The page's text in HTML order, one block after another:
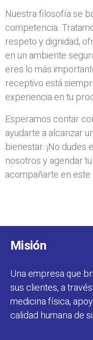
Nuestra filosofía se
competencia.
respeto y dignidad,
en un ambiente
eres lo más
receptivo está
experiencia en tu
Esperamos contar
ayudarte a alcanzar
bienestar. ¡No
nosotros y agendar
acompañarte en
Misión
Una empresa que
sus clientes, a
medicina física,
calidad humana de